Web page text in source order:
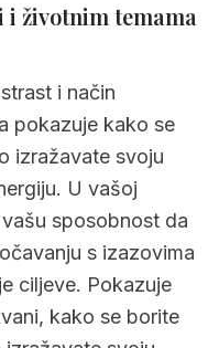
i životnim temama
i način
pokazuje kako se
izražavate svoju
U vašoj
sposobnost da
s izazovima
ciljeve. Pokazuje
kako se borite